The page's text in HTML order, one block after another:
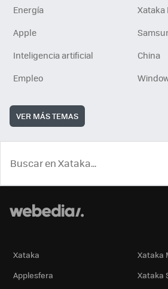
Energía
Xataka
Apple
Inteligencia artificial
China
Empleo
VER MÁS TEMAS
Xataka
Xataka
Applesfera
Xataka